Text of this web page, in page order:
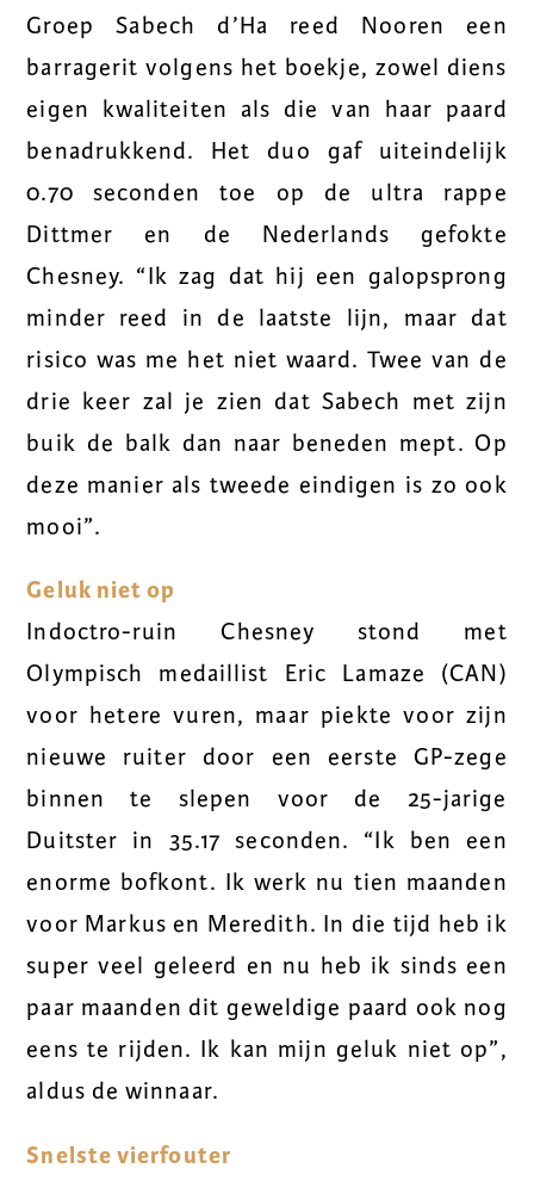
Groep Sabech d’Ha reed Nooren een
barragerit volgens het boekje, zowel diens
eigen kwaliteiten als die van haar paard
benadrukkend. Het duo gaf uiteindelijk
0.70 seconden toe op de ultra rappe
Dittmer en de Nederlands gefokte
Chesney. “Ik zag dat hij een galopsprong
minder reed in de laatste lijn, maar dat
risico was me het niet waard. Twee van de
drie keer zal je zien dat Sabech met zijn
buik de balk dan naar beneden mept. Op
deze manier als tweede eindigen is zo ook
mooi”.
Geluk niet op
Indoctro-ruin Chesney stond met
Olympisch medaillist Eric Lamaze (CAN)
voor hetere vuren, maar piekte voor zijn
nieuwe ruiter door een eerste GP-zege
binnen te slepen voor de 25-jarige
Duitster in 35.17 seconden. “Ik ben een
enorme bofkont. Ik werk nu tien maanden
voor Markus en Meredith. In die tijd heb ik
super veel geleerd en nu heb ik sinds een
paar maanden dit geweldige paard ook nog
eens te rijden. Ik kan mijn geluk niet op”,
aldus de winnaar.
Snelste vierfouter